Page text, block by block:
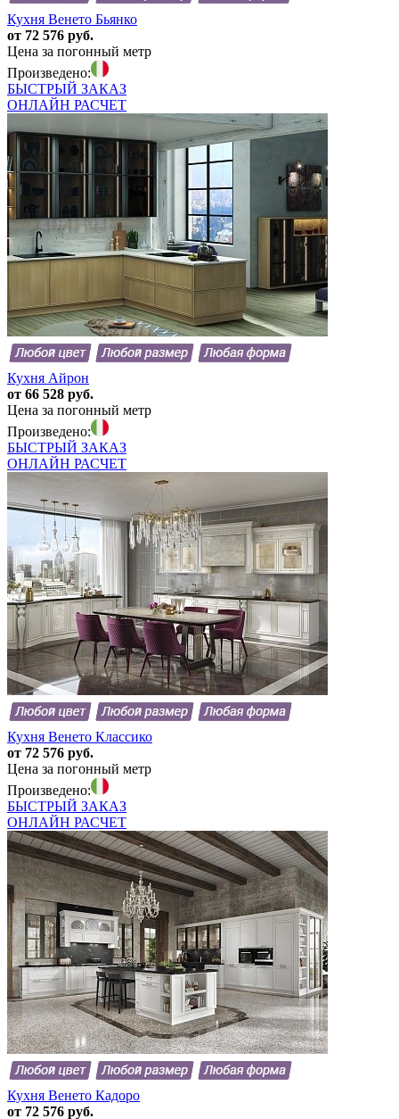
Кухня Венето Бьянко
от 72 576 руб.
Цена за погонный метр
Произведено:
БЫСТРЫЙ ЗАКАЗ
ОНЛАЙН РАСЧЕТ
Кухня Айрон
от 66 528 руб.
Цена за погонный метр
Произведено:
БЫСТРЫЙ ЗАКАЗ
ОНЛАЙН РАСЧЕТ
Кухня Венето Классико
от 72 576 руб.
Цена за погонный метр
Произведено:
БЫСТРЫЙ ЗАКАЗ
ОНЛАЙН РАСЧЕТ
Кухня Венето Кадоро
от 72 576 руб.